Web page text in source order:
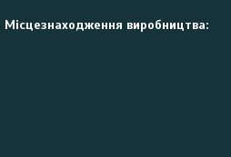
Місцезнаходження виробництва: